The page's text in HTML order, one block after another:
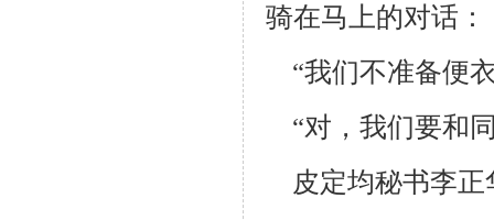
骑在马上的对话：
“我们不准备便
“对，我们要和
皮定均秘书李正